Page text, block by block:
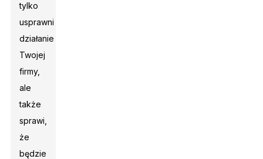
tylko
usprawni
działanie
Twojej
firmy,
ale
także
sprawi,
że
będzie